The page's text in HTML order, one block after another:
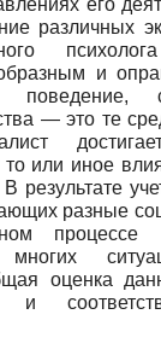
различных
психолога
и
поведение,
— это те
то или иное
В результате
разные
многих
оценка
и